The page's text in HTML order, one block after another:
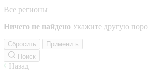
Все регионы
Ничего не найдено Укажите другую
Сбросить
Применить
Поиск
Назад